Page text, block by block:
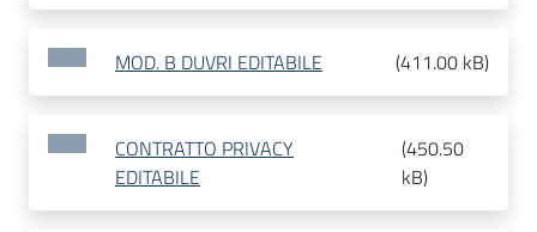
MOD. B DUVRI EDITABILE (411.00 kB)
CONTRATTO PRIVACY
EDITABILE
(450.50
kB)